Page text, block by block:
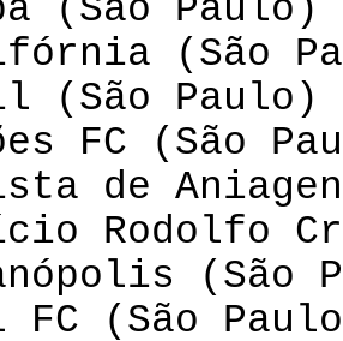
(São Paulo)
(São
(São Paulo)
FC (São
de
Rodolfo
(São
(São